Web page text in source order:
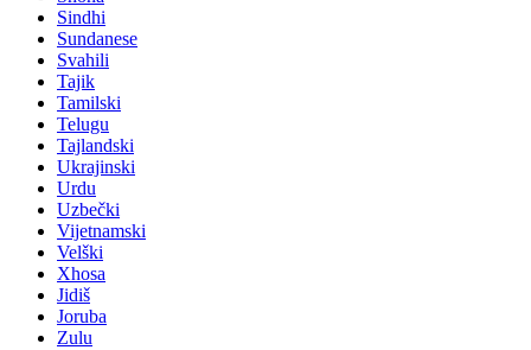
Sindhi
Sundanese
Svahili
Tajik
Tamilski
Telugu
Tajlandski
Ukrajinski
Urdu
Uzbečki
Vijetnamski
Velški
Xhosa
Jidiš
Joruba
Zulu